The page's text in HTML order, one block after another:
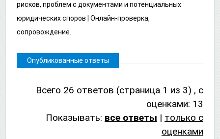
рисков, проблем с документами и потенциальных
юридических споров | Онлайн-проверка,
сопровождение.
Опубликованные ответы
Всего 26 ответов (cтраница 1 из 3) , с
оценками: 13
Показывать: все ответы | только с
оценками